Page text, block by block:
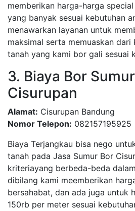
memberikan harga-harga
yang banyak sesuai kebutuhan
menawarkan layanan untuk
maksimal serta memuaskan dari
tanah yang kami bor gali sesuai
3. Biaya Bor
Cisurupan
Alamat: Cisurupan Bandung
Nomor Telepon: 082157195925
Biaya Terjangkau bisa nego
tanah pada Jasa Sumur Bor
kriteriayang berbeda-beda
dibilang kami meemberikan
bersahabat, dan ada juga untuk
150rb per meter sesuai